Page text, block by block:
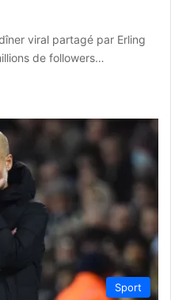
viral partagé par Erling
de followers…
Sport